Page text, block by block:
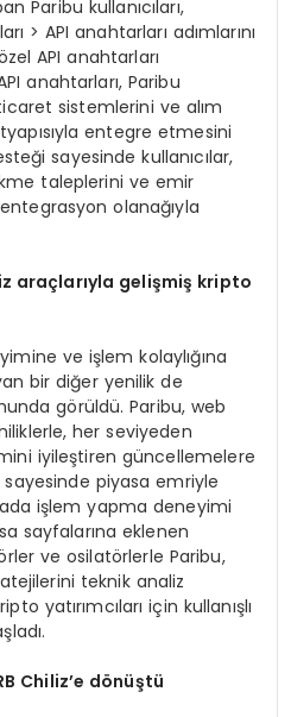
Paribu kullanıcıları,
> API anahtarları adımlarını
API anahtarları
anahtarları, Paribu
sistemlerini ve alım
entegre etmesini
sayesinde kullanıcılar,
taleplerini ve emir
olanağıyla
araçlarıyla gelişmiş kripto
ve işlem kolaylığına
bir diğer yenilik de
görüldü. Paribu, web
her seviyeden
iyileştiren güncellemelere
piyasa emriyle
işlem yapma deneyimi
sayfalarına eklenen
ve osilatörlerle Paribu,
teknik analiz
yatırımcıları için kullanışlı
Chiliz’e dönüştü